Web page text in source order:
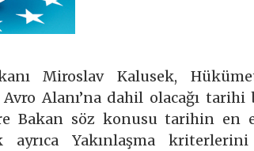
Miroslav Kalusek,
Alanı’na dahil olacağı
Bakan söz konusu tarihin en
ayrıca Yakınlaşma